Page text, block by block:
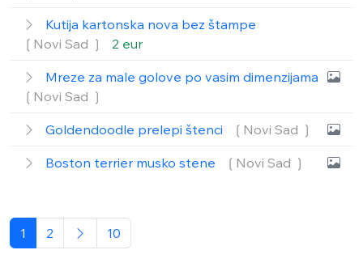
Kutija kartonska nova bez štampe
❲Novi Sad ❳
2 eur
Mreze za male golove po vasim dimenzijama
❲Novi Sad ❳
Goldendoodle prelepi štenci ❲Novi Sad ❳
Boston terrier musko stene ❲Novi Sad ❳
1 2 10